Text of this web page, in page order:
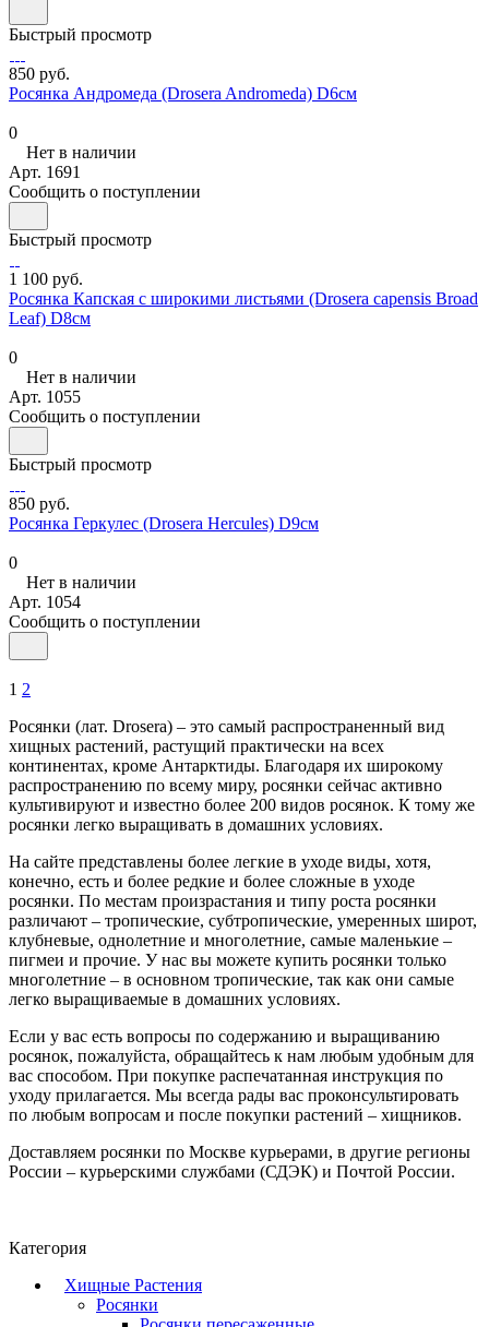
Быстрый просмотр
850 руб.
Росянка Андромеда (Drosera Andromeda) D6см
0
Нет в наличии
Арт. 1691
Сообщить о поступлении
Быстрый просмотр
1 100 руб.
Росянка Капская с широкими листьями (Drosera capensis Broad
Leaf) D8см
0
Нет в наличии
Арт. 1055
Сообщить о поступлении
Быстрый просмотр
850 руб.
Росянка Геркулес (Drosera Hercules) D9см
0
Нет в наличии
Арт. 1054
Сообщить о поступлении
1 2
Росянки (лат. Drosera) – это самый распространенный вид
хищных растений, растущий практически на всех
континентах, кроме Антарктиды. Благодаря их широкому
распространению по всему миру, росянки сейчас активно
культивируют и известно более 200 видов росянок. К тому же
росянки легко выращивать в домашних условиях.
На сайте представлены более легкие в уходе виды, хотя,
конечно, есть и более редкие и более сложные в уходе
росянки. По местам произрастания и типу роста росянки
различают – тропические, субтропические, умеренных широт,
клубневые, однолетние и многолетние, самые маленькие –
пигмеи и прочие. У нас вы можете купить росянки только
многолетние – в основном тропические, так как они самые
легко выращиваемые в домашних условиях.
Если у вас есть вопросы по содержанию и выращиванию
росянок, пожалуйста, обращайтесь к нам любым удобным для
вас способом. При покупке распечатанная инструкция по
уходу прилагается. Мы всегда рады вас проконсультировать
по любым вопросам и после покупки растений – хищников.
Доставляем росянки по Москве курьерами, в другие регионы
России – курьерскими службами (СДЭК) и Почтой России.
Категория
Хищные Растения
Росянки